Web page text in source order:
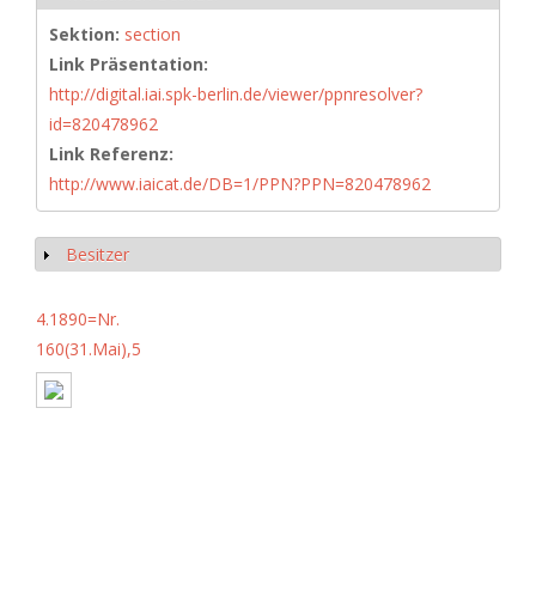
Sektion: section
Link Präsentation:
http://digital.iai.spk-berlin.de/viewer/ppnresolver?
id=820478962
Link Referenz:
http://www.iaicat.de/DB=1/PPN?PPN=820478962
Show
Besitzer
4.1890=Nr.
160(31.Mai),5